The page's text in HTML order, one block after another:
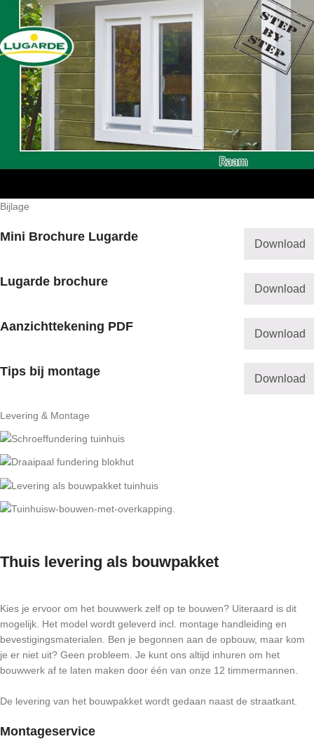
Bijlage
Mini Brochure Lugarde
Download
Lugarde brochure
Download
Aanzichttekening PDF
Download
Tips bij montage
Download
Levering & Montage
Thuis levering als bouwpakket
Kies je ervoor om het bouwwerk zelf op te bouwen? Uiteraard is dit
mogelijk. Het model wordt geleverd incl. montage handleiding en
bevestigingsmaterialen. Ben je begonnen aan de opbouw, maar kom
je er niet uit? Geen probleem. Je kunt ons altijd inhuren om het
bouwwerk af te laten maken door één van onze 12 timmermannen.
De levering van het bouwpakket wordt gedaan naast de straatkant.
Montageservice